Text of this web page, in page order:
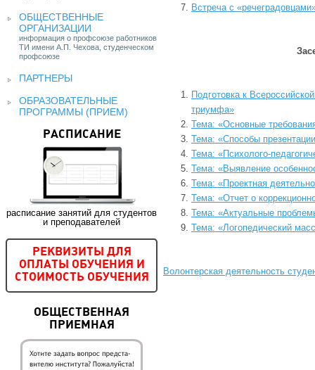
ОБЩЕСТВЕННЫЕ
ОРГАНИЗАЦИИ
информация о профсоюзе работников
ТИ имени А.П. Чехова, студенческом
профсоюзе
ПАРТНЕРЫ
ОБРАЗОВАТЕЛЬНЫЕ
ПРОГРАММЫ (ПРИЕМ)
РАСПИСАНИЕ
расписание занятий для студентов
и преподавателей
РЕКВИЗИТЫ ДЛЯ
ОПЛАТЫ ОБУЧЕНИЯ И
СТОИМОСТЬ ОБУЧЕНИЯ
ОБЩЕСТВЕННАЯ
ПРИЕМНАЯ
Встреча с
Подготовка к
триумфа»
Тема: «Основные
Тема: «Способы
Тема: «Психолого-
Тема: «Выявление
Тема: «Проектная
Тема: «Отчет о
Тема: «Актуальные
Тема: «Логопедический
Волонтерская деятельность